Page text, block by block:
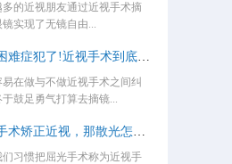
多的近视朋友通过近视手术摘
实现了无镜自由...
选择困难症犯了!近视手术到底怎么选？
在做与不做近视手术之间纠
鼓足勇气打算去摘镜...
近视手术矫正近视，那散光怎么办，术后还要戴眼镜吗？
们习惯把屈光手术称为近视手